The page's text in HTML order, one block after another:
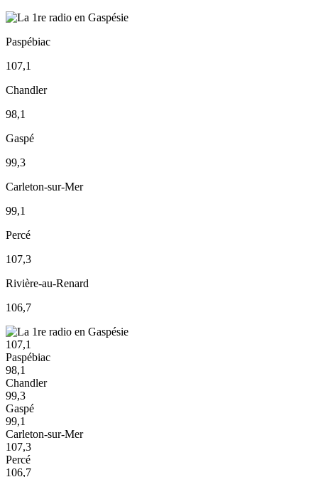
Paspébiac
107,1
Chandler
98,1
Gaspé
99,3
Carleton-sur-Mer
99,1
Percé
107,3
Rivière-au-Renard
106,7
107,1
Paspébiac
98,1
Chandler
99,3
Gaspé
99,1
Carleton-sur-Mer
107,3
Percé
106,7